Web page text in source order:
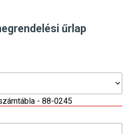
űrlap
- 88-0245